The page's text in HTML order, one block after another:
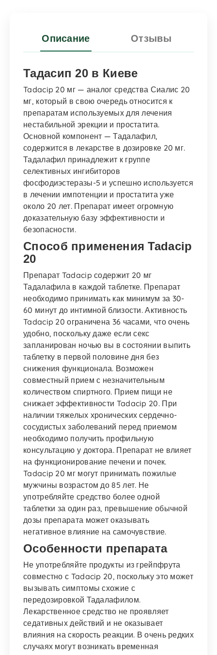
Описание Отзывы
Тадасип 20 в Киеве
Tadacip 20 мг — аналог средства Сиалис 20
мг, который в свою очередь относится к
препаратам используемых для лечения
нестабильной эрекции и простатита.
Основной компонент — Тадалафил,
содержится в лекарстве в дозировке 20 мг.
Тадалафил принадлежит к группе
селективных ингибиторов
фосфодиэстеразы-5 и успешно используется
в лечении импотенции и простатита уже
около 20 лет. Препарат имеет огромную
доказательную базу эффективности и
безопасности.
Способ применения Tadacip
20
Препарат Tadacip содержит 20 мг
Тадалафила в каждой таблетке. Препарат
необходимо принимать как минимум за 30-
60 минут до интимной близости. Активность
Tadacip 20 ограничена 36 часами, что очень
удобно, поскольку даже если секс
запланирован ночью вы в состоянии выпить
таблетку в первой половине дня без
снижения функционала. Возможен
совместный прием с незначительным
количеством спиртного. Прием пищи не
снижает эффективности Tadacip 20. При
наличии тяжелых хронических сердечно-
сосудистых заболеваний перед приемом
необходимо получить профильную
консультацию у доктора. Препарат не влияет
на функционирование печени и почек.
Tadacip 20 мг могут принимать пожилые
мужчины возрастом до 85 лет. Не
употребляйте средство более одной
таблетки за один раз, превышение обычной
дозы препарата может оказывать
негативное влияние на самочувствие.
Особенности препарата
Не употребляйте продукты из грейпфрута
совместно с Tadacip 20, поскольку это может
вызывать симптомы схожие с
передозировкой Тадалафилом.
Лекарственное средство не проявляет
седативных действий и не оказывает
влияния на скорость реакции. В очень редких
случаях могут возникать временная